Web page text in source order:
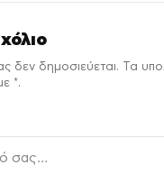
δεν δημοσιεύεται. Τα
*.